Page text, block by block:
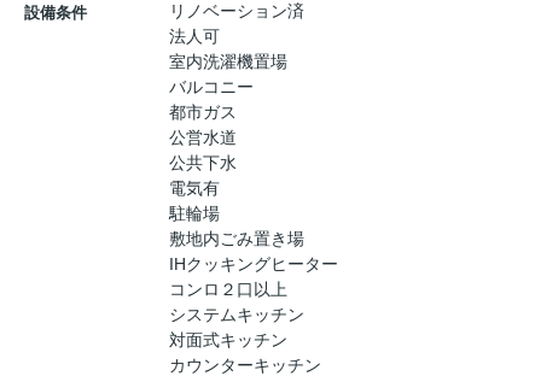
設備条件
リノベーション済
法人可
室内洗濯機置場
バルコニー
都市ガス
公営水道
公共下水
電気有
駐輪場
敷地内ごみ置き場
IHクッキングヒーター
コンロ２口以上
システムキッチン
対面式キッチン
カウンターキッチン